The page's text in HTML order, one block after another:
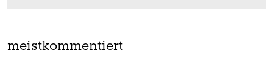
meistkommentiert